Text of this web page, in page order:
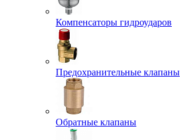
Компенсаторы гидроударов
Предохранительные клапаны
Обратные клапаны